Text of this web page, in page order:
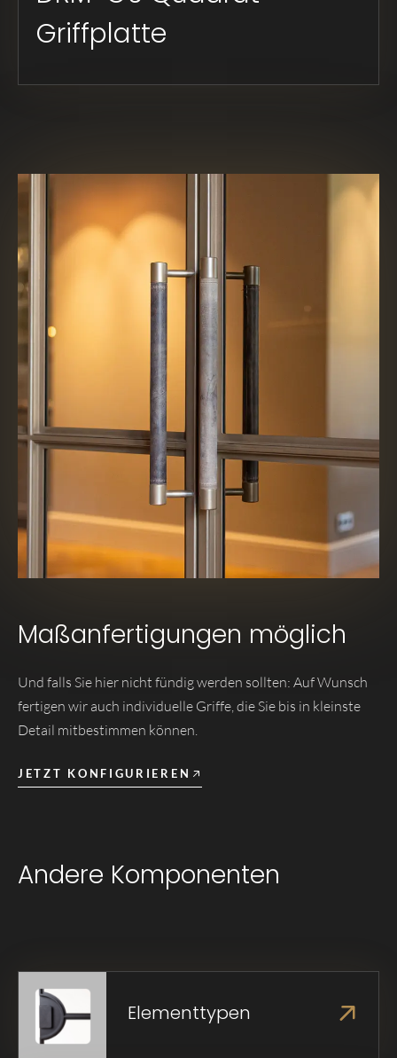
Griffplatte
Maßanfertigungen möglich
Und falls Sie hier nicht fündig werden sollten: Auf Wunsch
fertigen wir auch individuelle Griffe, die Sie bis in kleinste
Detail mitbestimmen können.
JETZT KONFIGURIEREN
Andere Komponenten
Elementtypen